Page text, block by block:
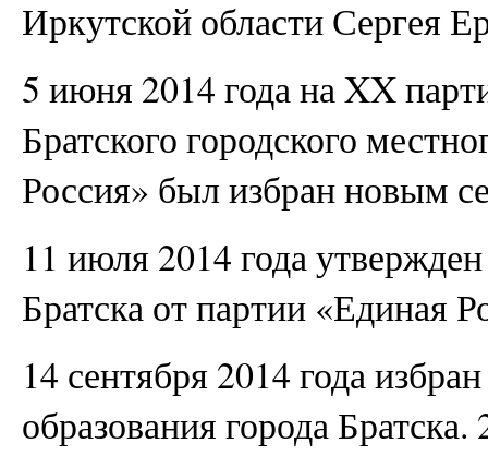
Иркутской области Сергея
5 июня 2014 года на XX
Братского городского
Россия» был избран новым
11 июля 2014 года
Братска от партии «Единая
14 сентября 2014 года
образования города